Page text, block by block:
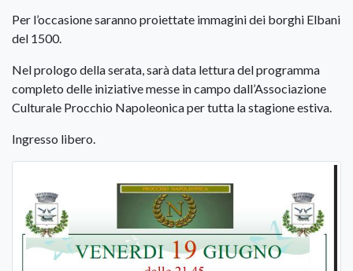
Per l’occasione saranno proiettate immagini dei borghi Elbani
del 1500.
Nel prologo della serata, sarà data lettura del programma
completo delle iniziative messe in campo dall’Associazione
Culturale Procchio Napoleonica per tutta la stagione estiva.
Ingresso libero.